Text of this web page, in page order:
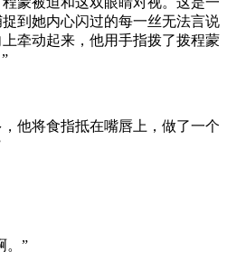
到她内心闪过的每一丝无法言说
牵动起来，他用手指拨了拨程蒙
他将食指抵在嘴唇上，做了一个
。”